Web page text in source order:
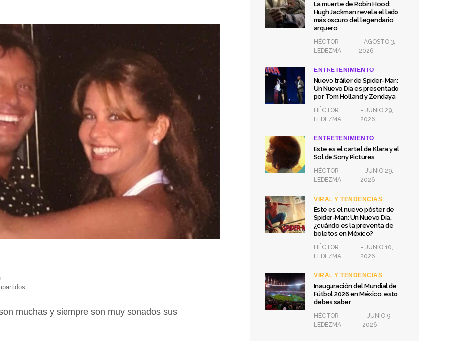
muchas y siempre son muy sonados sus
La muerte de Robin Hood:
Hugh Jackman revela el lado
más oscuro del legendario
arquero
HÉCTOR
LEDEZMA
AGOSTO 3,
2026
ENTRETENIMIENTO
Nuevo tráiler de Spider-Man:
Un Nuevo Día es presentado
por Tom Holland y Zendaya
HÉCTOR
LEDEZMA
JUNIO 29,
2026
ENTRETENIMIENTO
Este es el cartel de Klara y el
Sol de Sony Pictures
HÉCTOR
LEDEZMA
JUNIO 29,
2026
VIRAL Y TENDENCIAS
Este es el nuevo póster de
Spider-Man: Un Nuevo Día,
¿cuándo es la preventa de
boletos en México?
HÉCTOR
LEDEZMA
JUNIO 10,
2026
VIRAL Y TENDENCIAS
Inauguración del Mundial de
Fútbol 2026 en México, esto
debes saber
HÉCTOR
LEDEZMA
JUNIO 9,
2026